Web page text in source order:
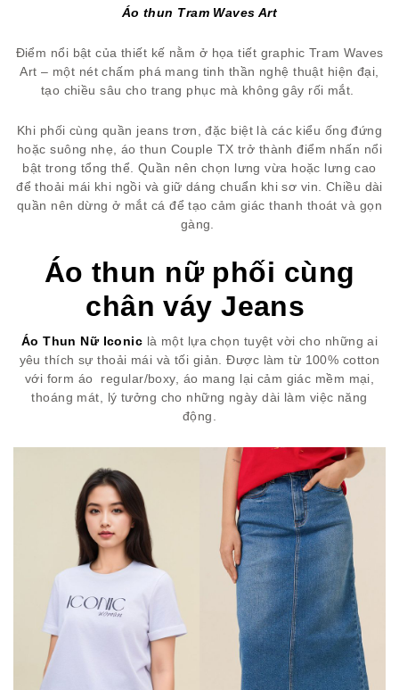
Áo thun Tram Waves Art
Điểm nổi bật của thiết kế nằm ở họa tiết graphic Tram Waves
Art – một nét chấm phá mang tinh thần nghệ thuật hiện đại,
tạo chiều sâu cho trang phục mà không gây rối mắt.
Khi phối cùng quần jeans trơn, đặc biệt là các kiểu ống đứng
hoặc suông nhẹ, áo thun Couple TX trở thành điểm nhấn nổi
bật trong tổng thể. Quần nên chọn lưng vừa hoặc lưng cao
để thoải mái khi ngồi và giữ dáng chuẩn khi sơ vin. Chiều dài
quần nên dừng ở mắt cá để tạo cảm giác thanh thoát và gọn
gàng.
Áo thun nữ phối cùng
chân váy Jeans
Áo Thun Nữ Iconic là một lựa chọn tuyệt vời cho những ai
yêu thích sự thoải mái và tối giản. Được làm từ 100% cotton
với form áo regular/boxy, áo mang lại cảm giác mềm mại,
thoáng mát, lý tưởng cho những ngày dài làm việc năng
động.